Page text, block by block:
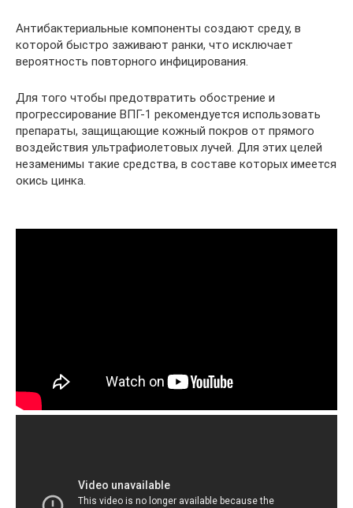
Антибактериальные компоненты создают среду, в
которой быстро заживают ранки, что исключает
вероятность повторного инфицирования.
Для того чтобы предотвратить обострение и
прогрессирование ВПГ-1 рекомендуется использовать
препараты, защищающие кожный покров от прямого
воздействия ультрафиолетовых лучей. Для этих целей
незаменимы такие средства, в составе которых имеется
окись цинка.